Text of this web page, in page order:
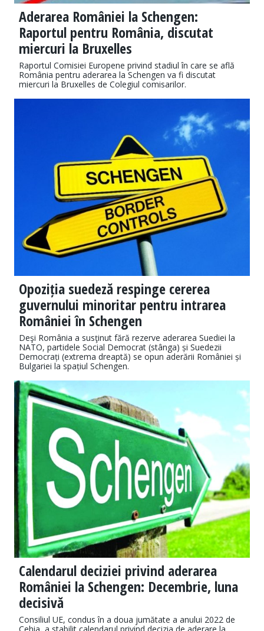
Aderarea României la Schengen:
Raportul pentru România, discutat
miercuri la Bruxelles
Raportul Comisiei Europene privind stadiul în care se află
România pentru aderarea la Schengen va fi discutat
miercuri la Bruxelles de Colegiul comisarilor.
Opoziția suedeză respinge cererea
guvernului minoritar pentru intrarea
României în Schengen
Deşi România a susţinut fără rezerve aderarea Suediei la
NATO, partidele Social Democrat (stânga) și Suedezii
Democrați (extrema dreaptă) se opun aderării României și
Bulgariei la spațiul Schengen.
Calendarul deciziei privind aderarea
României la Schengen: Decembrie, luna
decisivă
Consiliul UE, condus în a doua jumătate a anului 2022 de